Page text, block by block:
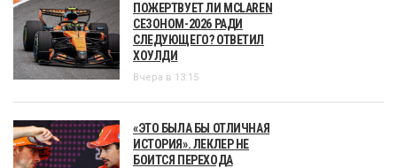
ПОЖЕРТВУЕТ ЛИ MCLAREN
СЕЗОНОМ-2026 РАДИ
СЛЕДУЮЩЕГО? ОТВЕТИЛ
ХОУЛДИ
Вчера в 13:15
«ЭТО БЫЛА БЫ ОТЛИЧНАЯ
ИСТОРИЯ». ЛЕКЛЕР НЕ
БОИТСЯ ПЕРЕХОДА